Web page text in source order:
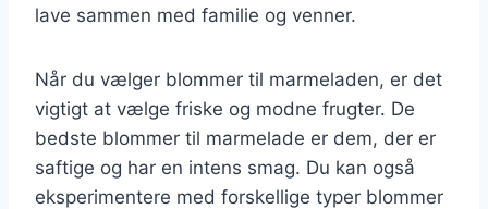
lave sammen med familie og venner.
Når du vælger blommer til marmeladen, er det
vigtigt at vælge friske og modne frugter. De
bedste blommer til marmelade er dem, der er
saftige og har en intens smag. Du kan også
eksperimentere med forskellige typer blommer